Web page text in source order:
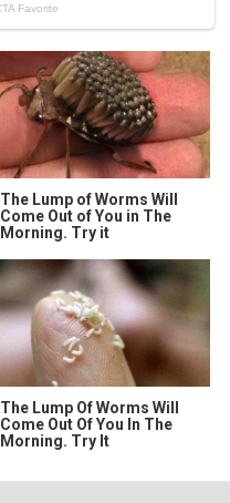
The Lump of Worms Will
Come Out of You in The
Morning. Try it
The Lump Of Worms Will
Come Out Of You In The
Morning. Try It